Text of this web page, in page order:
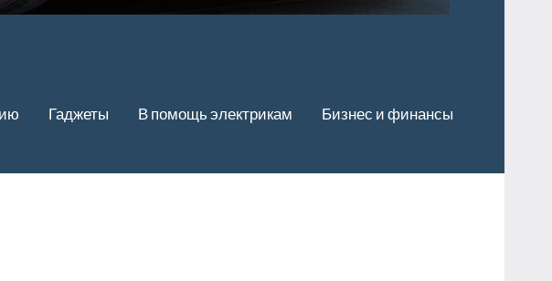
Гаджеты В помощь электрикам Бизнес и финансы